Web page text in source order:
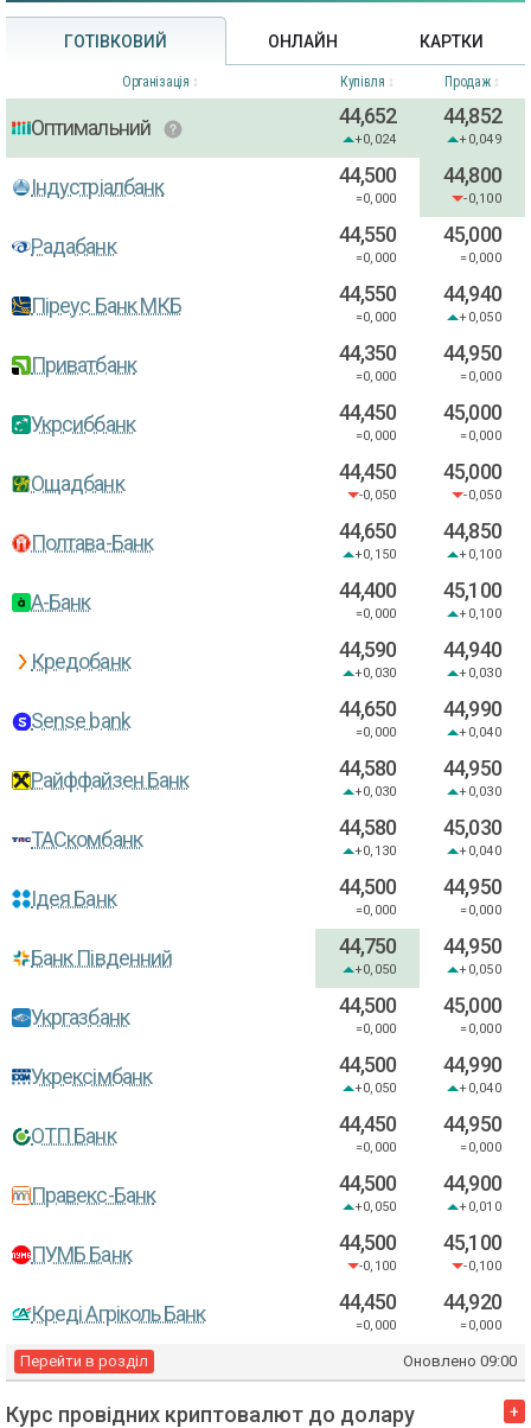
ГОТІВКОВИЙ ОНЛАЙН КАРТКИ
Організація Купівля Продаж
Оптимальний 44,652
+0,024
44,852
+0,049
Індустріалбанк 44,500
=0,000
44,800
-0,100
Радабанк 44,550
=0,000
45,000
=0,000
Піреус Банк МКБ 44,550
=0,000
44,940
+0,050
Приватбанк 44,350
=0,000
44,950
=0,000
Укрсиббанк 44,450
=0,000
45,000
=0,000
Ощадбанк 44,450
-0,050
45,000
-0,050
Полтава-Банк 44,650
+0,150
44,850
+0,100
А-Банк 44,400
=0,000
45,100
+0,100
Кредобанк 44,590
+0,030
44,940
+0,030
Sense bank 44,650
=0,000
44,990
+0,040
Райффайзен Банк 44,580
+0,030
44,950
+0,030
ТАСкомбанк 44,580
+0,130
45,030
+0,040
Ідея Банк 44,500
=0,000
44,950
=0,000
Банк Південний 44,750
+0,050
44,950
+0,050
Укргазбанк 44,500
=0,000
45,000
=0,000
Укрексімбанк 44,500
+0,050
44,990
+0,040
ОТП Банк 44,450
=0,000
44,950
=0,000
Правекс-Банк 44,500
+0,050
44,900
+0,010
ПУМБ Банк 44,500
-0,100
45,100
-0,100
Креді Агріколь Банк 44,450
=0,000
44,920
=0,000
Перейти в розділ Оновлено 09:00
Курс провідних криптовалют до долару +